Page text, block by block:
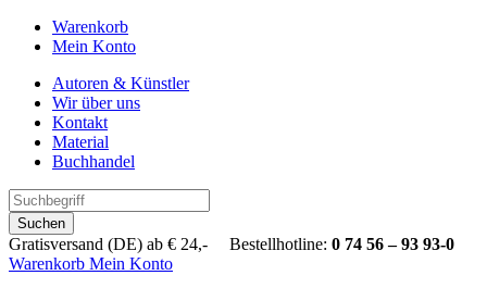
Warenkorb
Mein Konto
Autoren & Künstler
Wir über uns
Kontakt
Material
Buchhandel
Suchen
Gratisversand (DE) ab € 24,- Bestellhotline: 0 74 56 – 93 93-0
Warenkorb Mein Konto